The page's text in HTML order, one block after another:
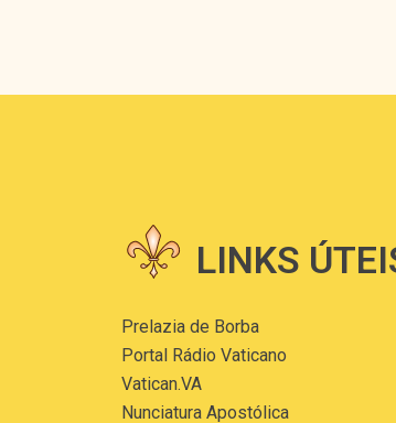
LINKS
Prelazia de Borba
Portal Rádio Vaticano
Vatican.VA
Nunciatura Apostólica